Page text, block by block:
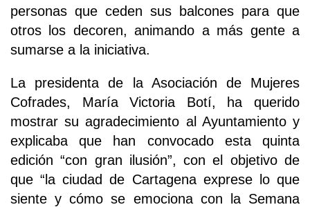
personas que ceden sus balcones para que
otros los decoren, animando a más gente a
sumarse a la iniciativa.
La presidenta de la Asociación de Mujeres
Cofrades, María Victoria Botí, ha querido
mostrar su agradecimiento al Ayuntamiento y
explicaba que han convocado esta quinta
edición “con gran ilusión”, con el objetivo de
que “la ciudad de Cartagena exprese lo que
siente y cómo se emociona con la Semana